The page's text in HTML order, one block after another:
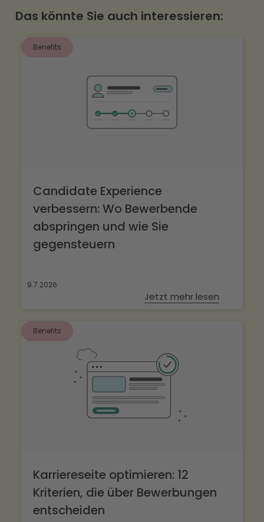
identifizieren. Vereinbaren Sie einfach einen
Das könnte Sie auch interessieren:
Benefits
Candidate Experience
verbessern: Wo Bewerbende
abspringen und wie Sie
gegensteuern
9.7.2026
Jetzt mehr lesen
Benefits
Karriereseite optimieren: 12
Kriterien, die über Bewerbungen
entscheiden